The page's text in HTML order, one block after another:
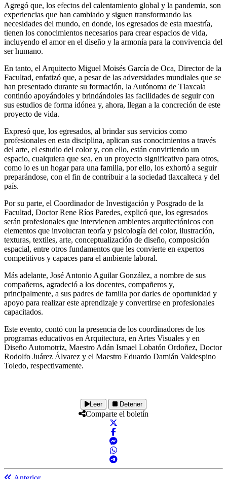
Agregó que, los efectos del calentamiento global y la pandemia, son
experiencias que han cambiado y siguen transformando las
necesidades del mundo, en donde, los egresados de esta maestría,
tienen los conocimientos necesarios para crear espacios de vida,
incluyendo el amor en el diseño y la armonía para la convivencia del
ser humano.
En tanto, el Arquitecto Miguel Moisés García de Oca, Director de la
Facultad, enfatizó que, a pesar de las adversidades mundiales que se
han presentado durante su formación, la Autónoma de Tlaxcala
continúo apoyándoles y brindándoles las facilidades de seguir con
sus estudios de forma idónea y, ahora, llegan a la concreción de este
proyecto de vida.
Expresó que, los egresados, al brindar sus servicios como
profesionales en esta disciplina, aplican sus conocimientos a través
del arte, el estudio del color y, con ello, están convirtiendo un
espacio, cualquiera que sea, en un proyecto significativo para otros,
como lo es un hogar para una familia, por ello, los exhortó a seguir
preparándose, con el fin de contribuir a la sociedad tlaxcalteca y del
país.
Por su parte, el Coordinador de Investigación y Posgrado de la
Facultad, Doctor Rene Ríos Paredes, explicó que, los egresados
serán profesionales que intervienen ambientes arquitectónicos con
elementos que involucran teoría y psicología del color, ilustración,
texturas, textiles, arte, conceptualización de diseño, composición
espacial, entre otros fundamentos que les convierte en expertos
competitivos y capaces para el ambiente laboral.
Más adelante, José Antonio Aguilar González, a nombre de sus
compañeros, agradeció a los docentes, compañeros y,
principalmente, a sus padres de familia por darles de oportunidad y
apoyo para realizar este aprendizaje y convertirse en profesionales
capacitados.
Este evento, contó con la presencia de los coordinadores de los
programas educativos en Arquitectura, en Artes Visuales y en
Diseño Automotriz, Maestro Adán Ismael Lobatón Ordoñez, Doctor
Rodolfo Juárez Álvarez y el Maestro Eduardo Damián Valdespino
Toledo, respectivamente.
Leer Detener
Comparte el boletín